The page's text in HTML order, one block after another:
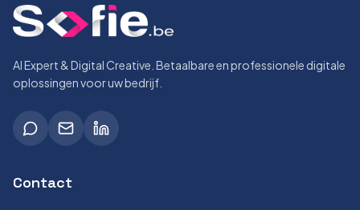
AI Expert & Digital Creative. Betaalbare en professionele digitale
oplossingen voor uw bedrijf.
Contact